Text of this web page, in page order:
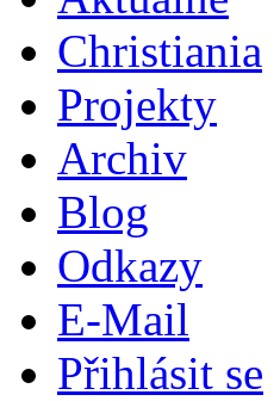
Christiania
Projekty
Archiv
Blog
Odkazy
E-Mail
Přihlásit se